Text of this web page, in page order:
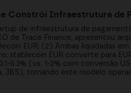
Constrói Infraestrutura de
de infraestrutura de
de Trace Finance, apresentou
EUR; (2) Ambas liquidadas
stablecoin EUR converte para
0.3% (vs. 1-2% com conversão
JBS), tornando este modelo